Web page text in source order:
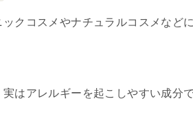
クコスメやナチュラルコスメなど
はアレルギーを起こしやすい成分